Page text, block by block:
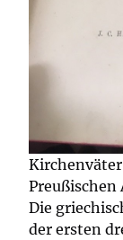
Preußischen
Die
der ersten